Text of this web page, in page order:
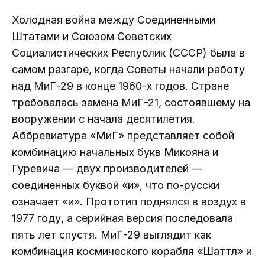
Холодная война между Соединенными
Штатами и Союзом Советских
Социалистических Республик (СССР) была в
самом разгаре, когда Советы начали работу
над МиГ-29 в конце 1960-х годов. Стране
требовалась замена МиГ-21, состоявшему на
вооружении с начала десятилетия.
Аббревиатура «МиГ» представляет собой
комбинацию начальных букв Микояна и
Гуревича — двух производителей —
соединенных буквой «и», что по-русски
означает «и». Прототип поднялся в воздух в
1977 году, а серийная версия последовала
пять лет спустя. МиГ-29 выглядит как
комбинация космического корабля «Шаттл» и